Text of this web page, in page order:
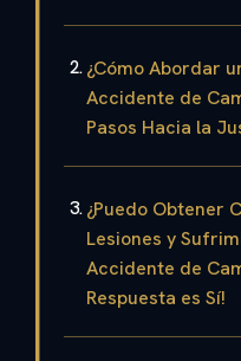
¿Cómo Abordar
Accidente de
Pasos Hacia la
¿Puedo Obtener
Lesiones y
Accidente de
Respuesta es Sí!